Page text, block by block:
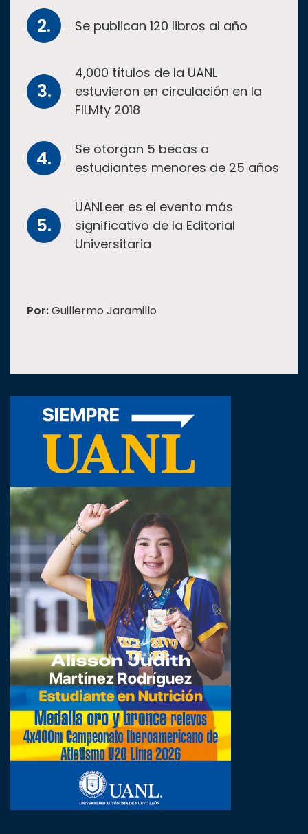
Se publican 120 libros al año
4,000 títulos de la UANL
estuvieron en circulación en la
FILMty 2018
Se otorgan 5 becas a
estudiantes menores de 25 años
UANLeer es el evento más
significativo de la Editorial
Universitaria
Por:Guillermo Jaramillo